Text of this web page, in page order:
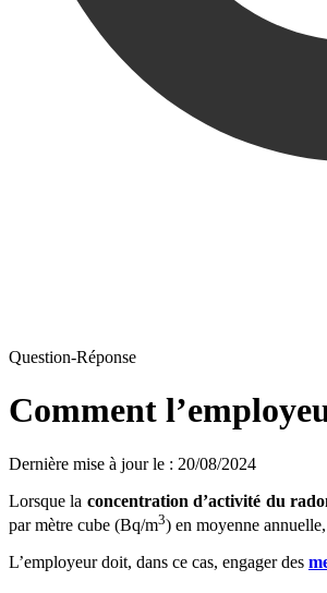
Question-Réponse
Comment
Dernière mise à jour le : 20/08/2024
Lorsque la concentration d’activité du
par mètre cube (Bq/m3) en moyenne
L’employeur doit, dans ce cas, engager des